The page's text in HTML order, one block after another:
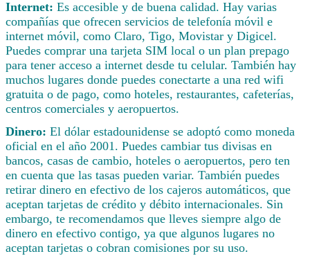
Internet: Es accesible y de buena calidad. Hay varias
compañías que ofrecen servicios de telefonía móvil e
internet móvil, como Claro, Tigo, Movistar y Digicel.
Puedes comprar una tarjeta SIM local o un plan prepago
para tener acceso a internet desde tu celular. También hay
muchos lugares donde puedes conectarte a una red wifi
gratuita o de pago, como hoteles, restaurantes, cafeterías,
centros comerciales y aeropuertos.
Dinero: El dólar estadounidense se adoptó como moneda
oficial en el año 2001. Puedes cambiar tus divisas en
bancos, casas de cambio, hoteles o aeropuertos, pero ten
en cuenta que las tasas pueden variar. También puedes
retirar dinero en efectivo de los cajeros automáticos, que
aceptan tarjetas de crédito y débito internacionales. Sin
embargo, te recomendamos que lleves siempre algo de
dinero en efectivo contigo, ya que algunos lugares no
aceptan tarjetas o cobran comisiones por su uso.